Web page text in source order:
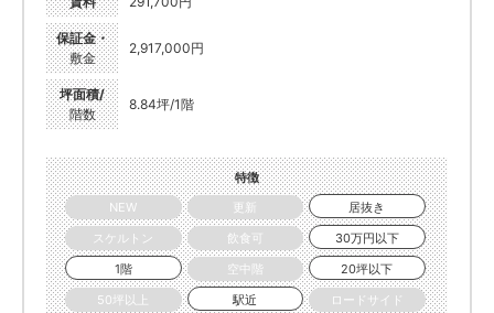
保証金・
敷金
2,917,000円
坪面積/
階数
8.84坪/1階
特徴
NEW
更新
居抜き
スケルトン
飲食可
30万円以下
1階
空中階
20坪以下
50坪以上
駅近 ロードサイド